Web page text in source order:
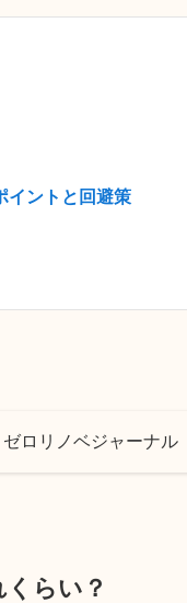
イントと回避策
ロリノベジャーナル
らい？